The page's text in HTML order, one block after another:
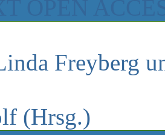
Freyberg
(Hrsg.)